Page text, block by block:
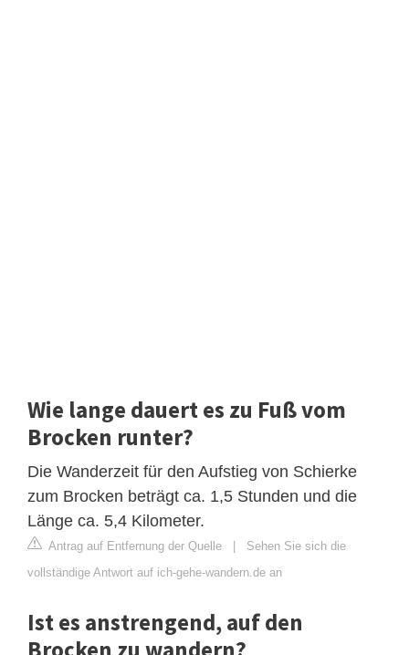
Wie lange dauert es zu Fuß vom
Brocken runter?
Die Wanderzeit für den Aufstieg von Schierke
zum Brocken beträgt ca. 1,5 Stunden und die
Länge ca. 5,4 Kilometer.
Antrag auf Entfernung der Quelle | Sehen Sie sich die
vollständige Antwort auf ich-gehe-wandern.de an
Ist es anstrengend, auf den
Brocken zu wandern?